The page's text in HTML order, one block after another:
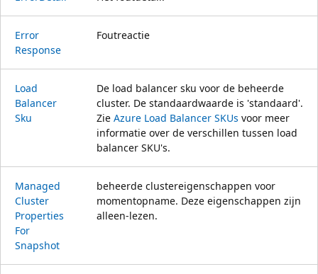
Error
Response
Foutreactie
Load
Balancer
Sku
De load balancer sku voor de beheerde
cluster. De standaardwaarde is 'standaard'.
Zie Azure Load Balancer SKUs voor meer
informatie over de verschillen tussen load
balancer SKU's.
Managed
Cluster
Properties
For
Snapshot
beheerde clustereigenschappen voor
momentopname. Deze eigenschappen zijn
alleen-lezen.